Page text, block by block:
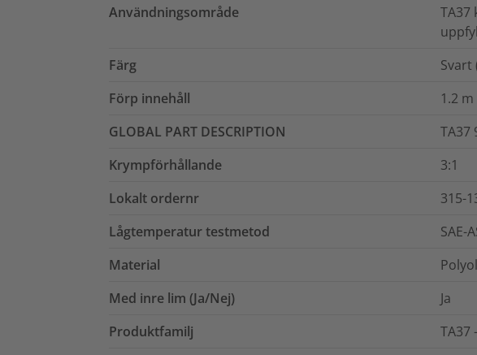
Användningsområde
Färg
Svart
Förp innehåll
1.2 m
GLOBAL PART DESCRIPTION
TA37
Krympförhållande
3:1
Lokalt ordernr
315-
Lågtemperatur testmetod
SAE-
Material
Med inre lim (Ja/Nej)
Ja
Produktfamilj
TA37